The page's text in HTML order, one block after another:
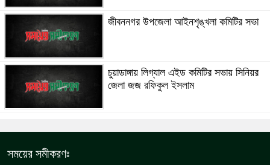
জীবননগর উপজেলা আইনশৃঙ্খলা কমিটির সভা
চুয়াডাঙ্গায় লিগ্যাল এইড কমিটির সভায় সিনিয়র
জেলা জজ রফিকুল ইসলাম
সময়ের সমীকরণঃ